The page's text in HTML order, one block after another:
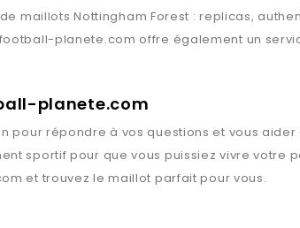
maillotsNottingham Forest : replicas,
football-planete.com offre également un
planete.com
pour répondre à vos questions et vous
sportif pour que vous puissiez vivre votre
et trouvez le maillot parfait pour vous.